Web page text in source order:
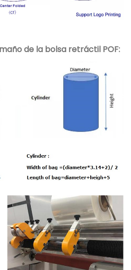
de la bolsa retráctil POF: